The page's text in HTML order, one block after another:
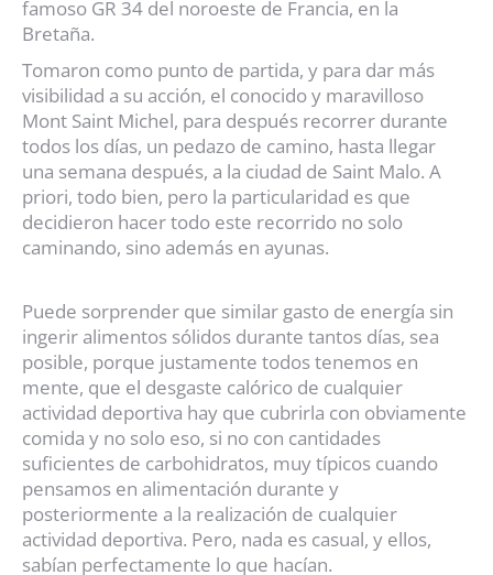
famoso GR 34 del noroeste de Francia, en la
Bretaña.
Tomaron como punto de partida, y para dar más
visibilidad a su acción, el conocido y maravilloso
Mont Saint Michel, para después recorrer durante
todos los días, un pedazo de camino, hasta llegar
una semana después, a la ciudad de Saint Malo. A
priori, todo bien, pero la particularidad es que
decidieron hacer todo este recorrido no solo
caminando, sino además en ayunas.
Puede sorprender que similar gasto de energía sin
ingerir alimentos sólidos durante tantos días, sea
posible, porque justamente todos tenemos en
mente, que el desgaste calórico de cualquier
actividad deportiva hay que cubrirla con obviamente
comida y no solo eso, si no con cantidades
suficientes de carbohidratos, muy típicos cuando
pensamos en alimentación durante y
posteriormente a la realización de cualquier
actividad deportiva. Pero, nada es casual, y ellos,
sabían perfectamente lo que hacían.